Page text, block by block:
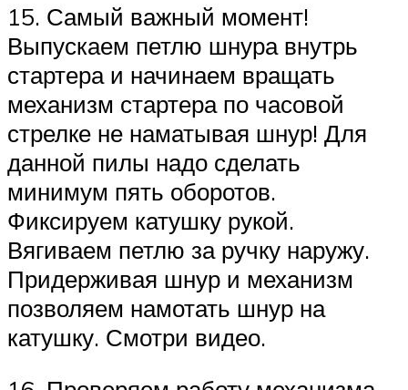
15. Самый важный момент!
Выпускаем петлю шнура внутрь
стартера и начинаем вращать
механизм стартера по часовой
стрелке не наматывая шнур! Для
данной пилы надо сделать
минимум пять оборотов.
Фиксируем катушку рукой.
Вягиваем петлю за ручку наружу.
Придерживая шнур и механизм
позволяем намотать шнур на
катушку. Смотри видео.